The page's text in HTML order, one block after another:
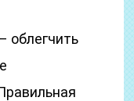
облегчить